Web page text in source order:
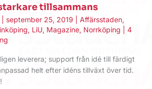
tillsammans
september 25, 2019 Affärsstaden,
, LiU, Magazine, Norrköping
4
leverera; support från idé till färdigt
helt efter idéns tillväxt över tid.